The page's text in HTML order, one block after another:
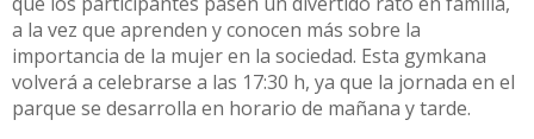
a la vez que aprenden y conocen más sobre la
importancia de la mujer en la sociedad. Esta gymkana
volverá a celebrarse a las 17:30 h, ya que la jornada en el
parque se desarrolla en horario de mañana y tarde.